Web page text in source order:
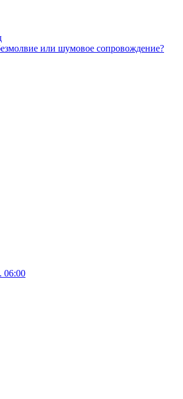
или шумовое сопровождение?
06:00